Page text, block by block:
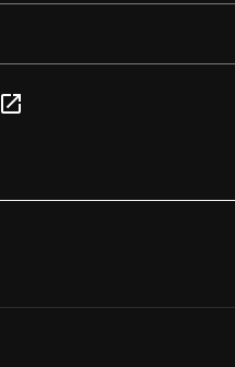
open_in_new